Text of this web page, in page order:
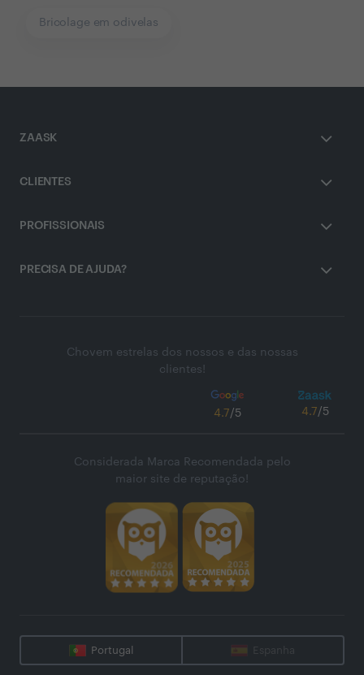
Bricolage em odivelas
ZAASK
CLIENTES
PROFISSIONAIS
PRECISA DE AJUDA?
Chovem estrelas dos nossos e das nossas
clientes!
4.7/5 4.7/5
Considerada Marca Recomendada pelo
maior site de reputação!
Portugal Espanha